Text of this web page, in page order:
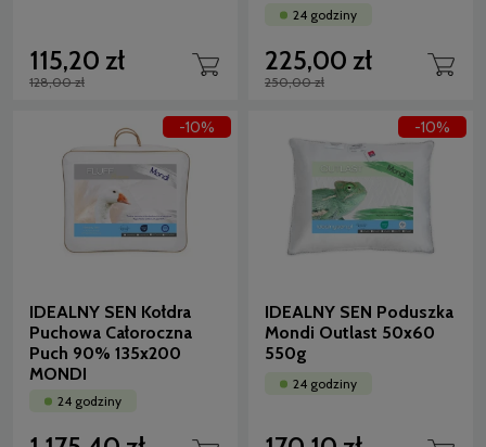
115,20 zł
128,00 zł
24 godziny
225,00 zł
250,00 zł
IDEALNY SEN Kołdra
Puchowa Całoroczna
Puch 90% 135x200
MONDI
24 godziny
-10%
IDEALNY SEN Poduszka
Mondi Outlast 50x60
550g
24 godziny
-10%